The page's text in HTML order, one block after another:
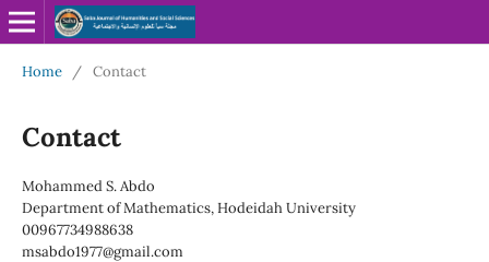
Home / Contact
Contact
Mohammed S. Abdo
Department of Mathematics, Hodeidah University
00967734988638
msabdo1977@gmail.com